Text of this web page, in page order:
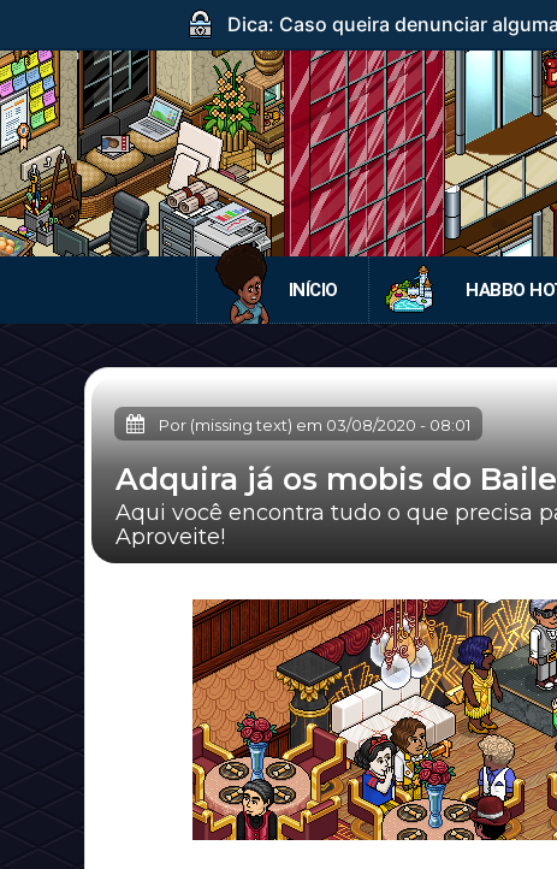
Dica: Caso queira denunciar
INÍCIO HABBO
Por (missing text) em 03/08/2020 - 08:01
Adquira já os mobis do
Aqui você encontra tudo o que precisa
Aproveite!